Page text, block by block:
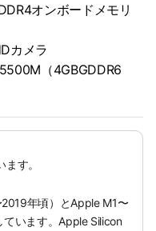
オンボードメモリ
カメラ
（4GBGDDR6
す。
年頃）とApple M1〜
います。Apple Silicon